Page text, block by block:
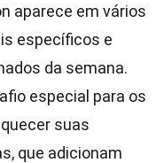
aparece em vários
específicos e
da semana.
especial para os
suas
que adicionam